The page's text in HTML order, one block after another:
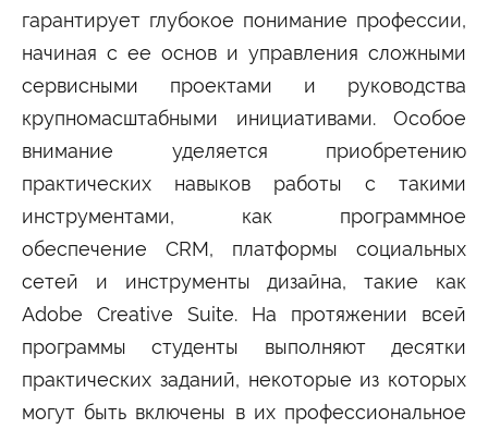
гарантирует глубокое понимание профессии,
начиная с ее основ и управления сложными
сервисными проектами и руководства
крупномасштабными инициативами. Особое
внимание уделяется приобретению
практических навыков работы с такими
инструментами, как программное
обеспечение CRM, платформы социальных
сетей и инструменты дизайна, такие как
Adobe Creative Suite. На протяжении всей
программы студенты выполняют десятки
практических заданий, некоторые из которых
могут быть включены в их профессиональное